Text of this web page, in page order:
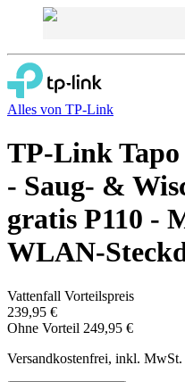
Alles von TP-Link
TP-Link
- Saug- &
gratis P110 -
WLAN-
Vattenfall Vorteilspreis
239,95 €
Ohne Vorteil 249,95 €
Versandkostenfrei, inkl. MwSt.